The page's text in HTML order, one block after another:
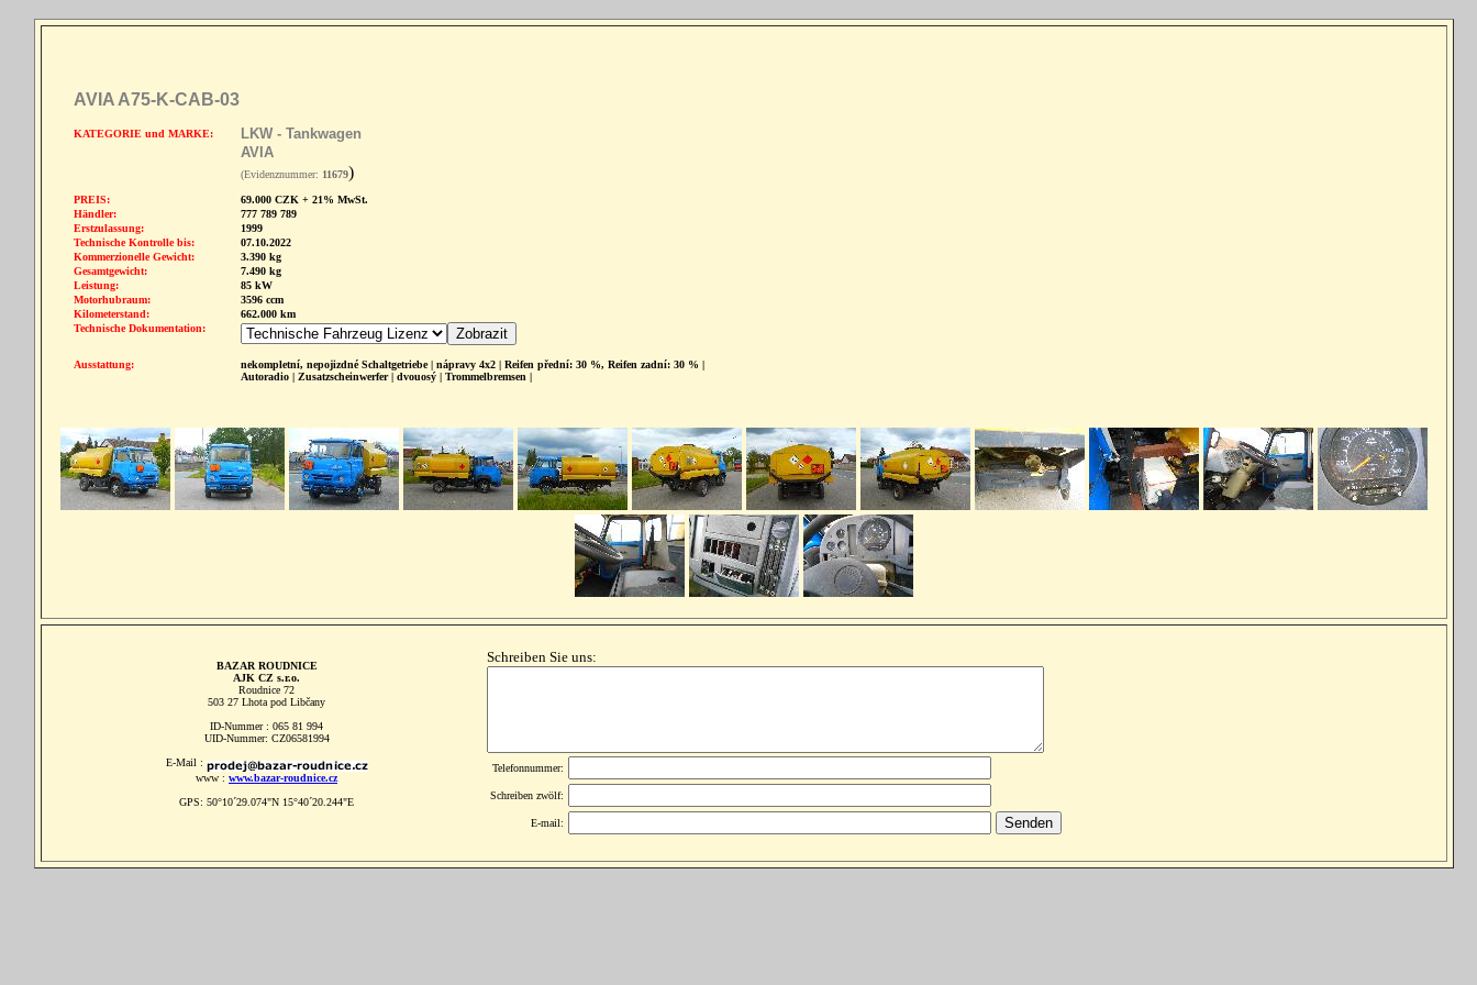
AVIA A75-K-CAB-03
KATEGORIE und MARKE:
LKW - Tankwagen
AVIA
(Evidenznummer: 11679)
PREIS:
69.000 CZK + 21% MwSt.
Händler:
777 789 789
Erstzulassung:
1999
Technische Kontrolle bis:
07.10.2022
Kommerzionelle Gewicht:
3.390 kg
Gesamtgewicht:
7.490 kg
Leistung:
85 kW
Motorhubraum:
3596 ccm
Kilometerstand:
662.000 km
Technische Dokumentation:
Ausstattung:
nekompletní, nepojizdné Schaltgetriebe | nápravy 4x2 | Reifen přední: 30 %, Reifen zadní: 30 % |
Autoradio | Zusatzscheinwerfer | dvouosý | Trommelbremsen |
BAZAR ROUDNICE
AJK CZ s.r.o.
Roudnice 72
503 27 Lhota pod Libčany
ID-Nummer : 065 81 994
UID-Nummer: CZ06581994
E-Mail :
www : www.bazar-roudnice.cz
GPS: 50°10´29.074"N 15°40´20.244"E
Schreiben Sie uns:
Telefonnummer:
Schreiben zwölf:
E-mail: